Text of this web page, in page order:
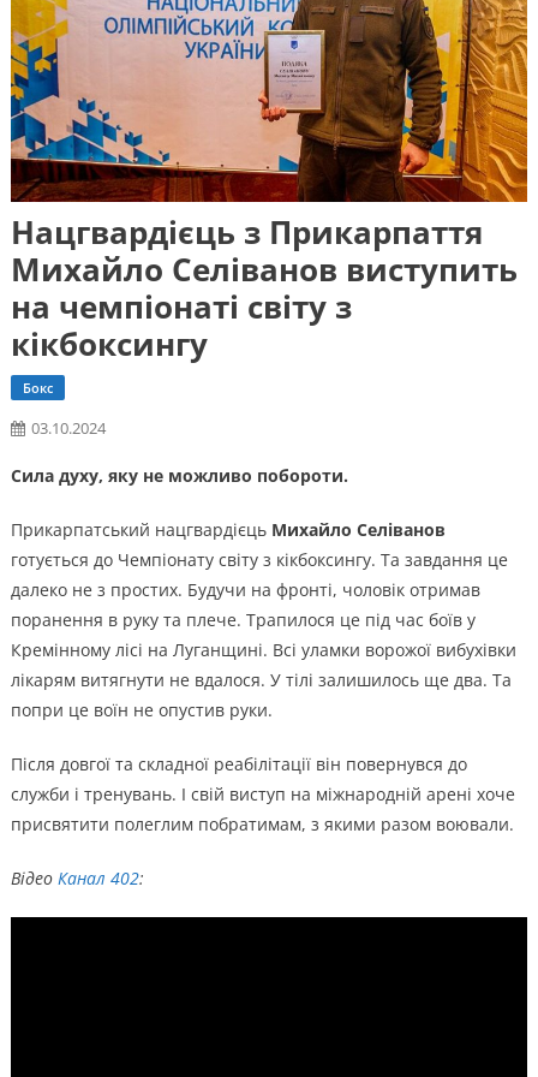
Нацгвардієць з Прикарпаття
Михайло Селіванов виступить
на чемпіонаті світу з
кікбоксингу
Бокс
03.10.2024
Сила духу, яку не можливо побороти.
Прикарпатський нацгвардієцьМихайло Селіванов
готується до Чемпіонату світу з кікбоксингу. Та завдання це
далеко не з простих. Будучи на фронті, чоловік отримав
поранення в руку та плече. Трапилося це під час боїв у
Кремінному лісі на Луганщині. Всі уламки ворожої вибухівки
лікарям витягнути не вдалося. У тілі залишилось ще два. Та
попри це воїн не опустив руки.
Після довгої та складної реабілітації він повернувся до
служби і тренувань. І свій виступ на міжнародній арені хоче
присвятити полеглим побратимам, з якими разом воювали.
Відео Канал 402: